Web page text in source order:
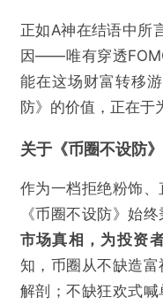
正如A神在结语中所
因——唯有穿透
能在这场财富转移
防》的价值，正在于
关于《币圈不设防》
作为一档拒绝粉饰、
《币圈不设防》始
市场真相，为投资
知，币圈从不缺造
解剖；不缺狂欢式